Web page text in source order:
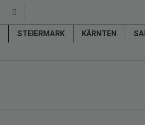
STEIERMARK KÄRNTEN